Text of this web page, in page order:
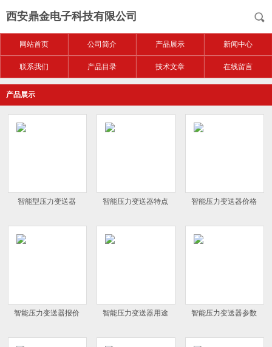
西安鼎金电子科技有限公司
网站首页 公司简介 产品展示 新闻中心
联系我们 产品目录 技术文章 在线留言
产品展示
智能型压力变送器 智能压力变送器特点 智能压力变送器价格
智能压力变送器报价 智能压力变送器用途 智能压力变送器参数